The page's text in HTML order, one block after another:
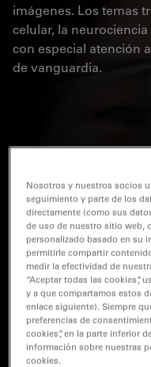
imágenes. Los temas
celular, la
con especial atención
de vanguardia.
Nosotros y nuestros socios
seguimiento y parte de los
directamente (como sus
de uso de nuestro sitio web,
personalizado basado en su
permitirle compartir
medir la efectividad de
“Aceptar todas las cookies”,
y a que compartamos estos
enlace siguiente). Siempre
preferencias de
cookies”, en la parte inferior
información sobre nuestras
cookies.